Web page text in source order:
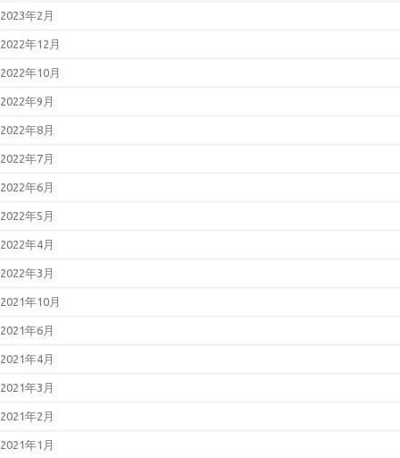
2026年02月12日
2026年01月23日
13878）
弱性対策について(2026年1月)
Email Gatewayの脆弱性対策につ
2026年01月14日
2025年12月23日
(CVE-2025-14733)
ける認証回避の脆弱性について
2025年12月12日
性について（CVE-2025-55182）
2023年2月
2022年12月
2022年10月
2022年9月
2022年8月
2022年7月
2022年6月
2022年5月
2022年4月
2022年3月
2021年10月
2021年6月
2021年4月
2021年3月
2021年2月
2021年1月